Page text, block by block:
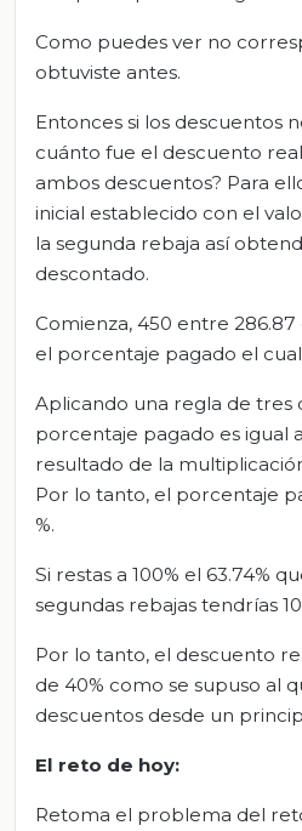
Como puedes ver no
obtuviste antes.
Entonces si los descuentos
cuánto fue el descuento
ambos descuentos? Para
inicial establecido con el
la segunda rebaja así
descontado.
Comienza, 450 entre 286.87
el porcentaje pagado el
Aplicando una regla de tres
porcentaje pagado es igual
resultado de la
Por lo tanto, el porcentaje
%.
Si restas a 100% el 63.74%
segundas rebajas tendrías
Por lo tanto, el descuento
de 40% como se supuso al
descuentos desde un
El reto de hoy:
Retoma el problema del